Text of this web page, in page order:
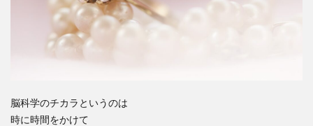
脳科学のチカラというのは
時に時間をかけて